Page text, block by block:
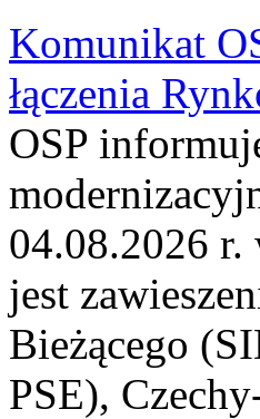
Komunikat
łączenia
OSP
04.08.2026
jest
Bieżącego
PSE),